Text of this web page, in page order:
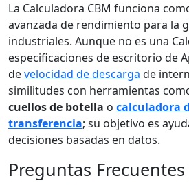
La Calculadora CBM funciona
avanzada de rendimiento para la
industriales. Aunque no es una
especificaciones de escritorio de
develocidad de descarga de
similitudes con herramientas
cuellos de botella o calculadora
transferencia; su objetivo es
decisiones basadas en datos.
Preguntas Frecuentes